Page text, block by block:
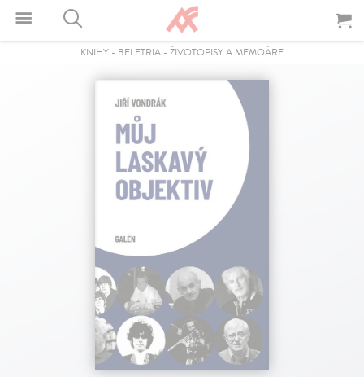
KNIHY - BELETRIA - ŽIVOTOPISY A MEMOÁRE